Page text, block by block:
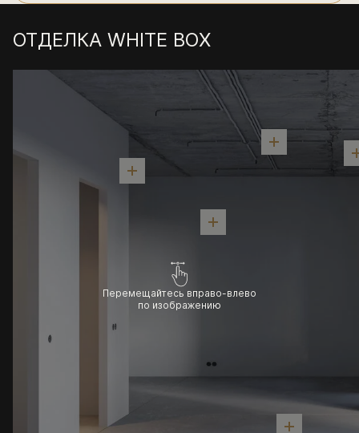
ОТДЕЛКА WHITE BOX
Перемещайтесь вправо-влево
по изображению